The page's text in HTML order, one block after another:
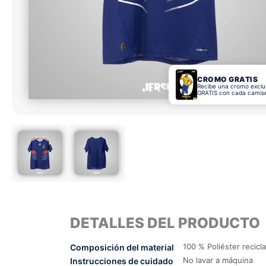
CROMO GRATIS
Recibe una cromo
GRATIS con cada
DETALLES DEL PRODUCTO
Composición del material 100 % Poliéster
Instrucciones de cuidado No lavar a máquina